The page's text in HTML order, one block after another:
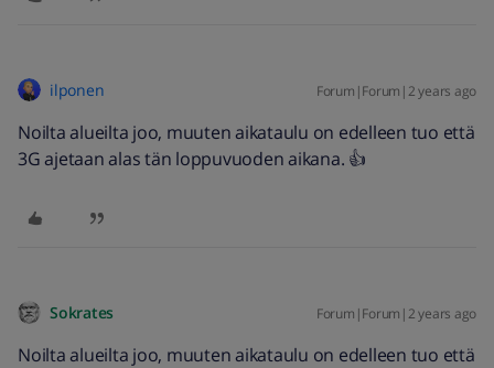
ilponen Forum|Forum|2 years ago
Noilta alueilta joo, muuten aikataulu on edelleen tuo että
3G ajetaan alas tän loppuvuoden aikana. 👍
Sokrates Forum|Forum|2 years ago
Noilta alueilta joo, muuten aikataulu on edelleen tuo että